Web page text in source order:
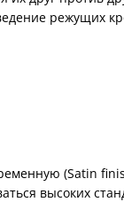
режущих
(Satin
высоких